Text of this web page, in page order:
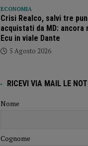
ECONOMIA
Crisi Realco, salvi tre
acquistati da MD:
Ecu in viale Dante
5 Agosto 2026
RICEVI VIA MAIL LE
Nome
Cognome